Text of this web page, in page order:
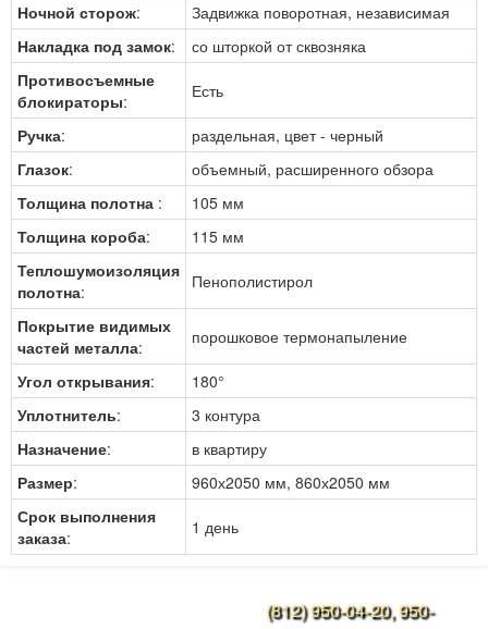
Ночной сторож:
Задвижка поворотная, независимая
Накладка под замок:
со шторкой от сквозняка
Противосъемные
блокираторы: Есть
Ручка:
раздельная, цвет - черный
Глазок:
объемный, расширенного обзора
Толщина полотна :
105 мм
Толщина короба:
115 мм
Теплошумоизоляция
полотна: Пенополистирол
Покрытие видимых
частей металла: порошковое термонапыление
Угол открывания:
180°
Уплотнитель:
3 контура
Назначение:
в квартиру
Размер:
960х2050 мм, 860х2050 мм
Срок выполнения
заказа: 1 день
(812) 950-04-20, 950-